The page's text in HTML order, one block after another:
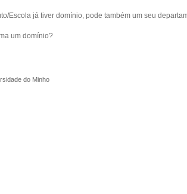
Escola já tiver domínio, pode também um seu
um domínio?
do Minho